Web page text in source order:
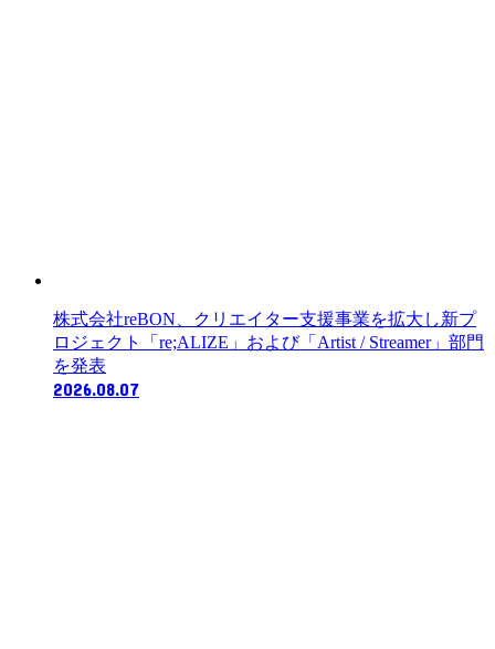
株式会社reBON、クリエイター支援事業を拡大し新プ
ロジェクト「re;ALIZE」および「Artist / Streamer」部門
を発表
2026.08.07